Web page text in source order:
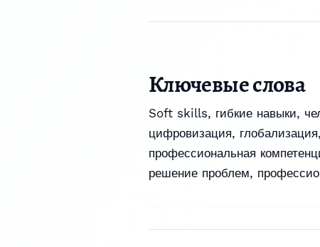
Ключевые слова
Soft skills, гибкие навыки,
цифровизация, глобализация,
профессиональная
решение проблем,